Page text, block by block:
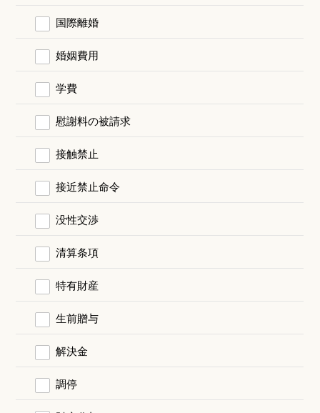
国際離婚
婚姻費用
学費
慰謝料の被請求
接触禁止
接近禁止命令
没性交渉
清算条項
特有財産
生前贈与
解決金
調停